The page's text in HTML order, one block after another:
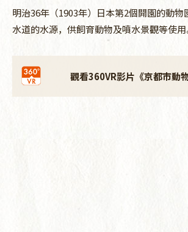
明治36年（1903年）日本第2個開園的動物
水道的水源，供飼育動物及噴水景觀等使用
觀看360VR影片《京都市動